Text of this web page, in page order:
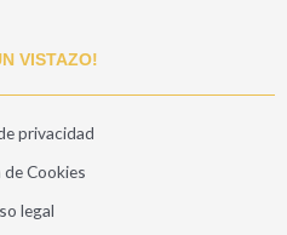
VISTAZO!
privacidad
Cookies
legal